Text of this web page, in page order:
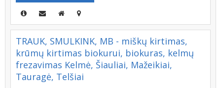
TRAUK, SMULKINK, MB - miškų kirtimas,
krūmų kirtimas biokurui, biokuras, kelmų
frezavimas Kelmė, Šiauliai, Mažeikiai,
Tauragė, Telšiai